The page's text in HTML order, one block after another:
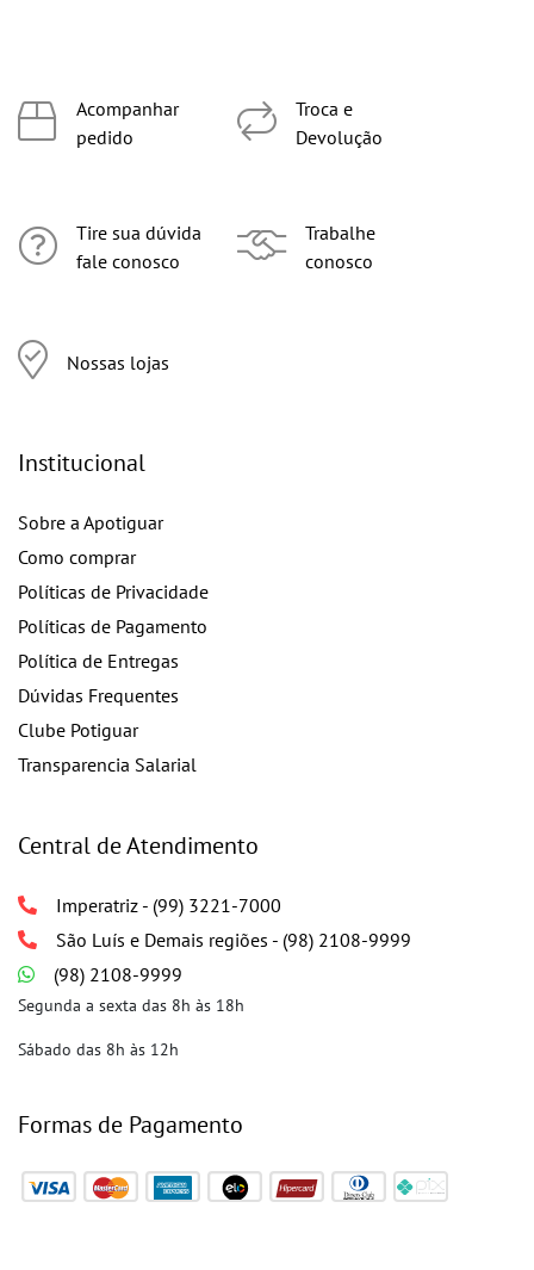
Acompanhar
pedido
Tire sua dúvida
fale conosco
Nossas lojas
Troca e
Devolução
Trabalhe
conosco
Institucional
Sobre a Apotiguar
Como comprar
Políticas de Privacidade
Políticas de Pagamento
Política de Entregas
Dúvidas Frequentes
Clube Potiguar
Transparencia Salarial
Central de Atendimento
Imperatriz - (99) 3221-7000
São Luís e Demais regiões - (98) 2108-9999
(98) 2108-9999
Segunda a sexta das 8h às 18h
Sábado das 8h às 12h
Formas de Pagamento